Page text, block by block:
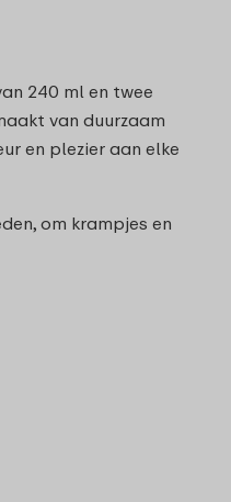
240 ml en twee
van duurzaam
en plezier aan elke
om krampjes en